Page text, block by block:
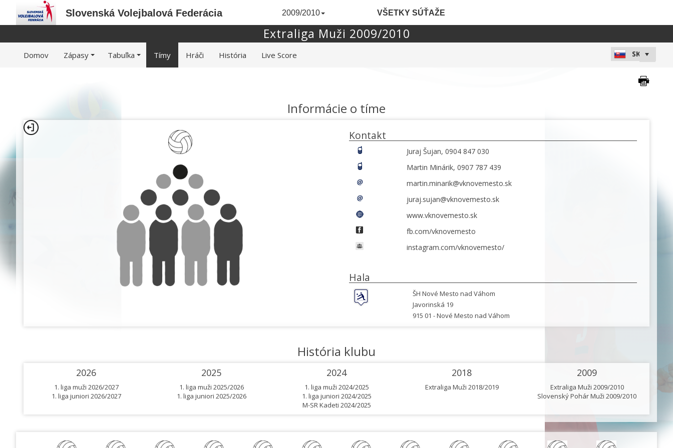
Slovenská Volejbalová Federácia 2009/2010 VŠETKY SÚŤAŽE
Extraliga Muži 2009/2010
Domov Zápasy Tabuľka Tímy Hráči História Live Score
Informácie o tíme
Kontakt
Juraj Šujan, 0904 847 030
Martin Minárik, 0907 787 439
martin.minarik@vknovemesto.sk
juraj.sujan@vknovemesto.sk
www.vknovemesto.sk
fb.com/vknovemesto
instagram.com/vknovemesto/
Hala
ŠH Nové Mesto nad Váhom
Javorinská 19
915 01 -Nové Mesto nad Váhom
História klubu
2026
1. liga muži 2026/2027
1. liga juniori 2026/2027
2025
1. liga muži 2025/2026
1. liga juniori 2025/2026
2024
1. liga muži 2024/2025
1. liga juniori 2024/2025
M-SR Kadeti 2024/2025
2018
Extraliga Muži 2018/2019
2009
Extraliga Muži 2009/2010
Slovenský Pohár Muži 2009/2010